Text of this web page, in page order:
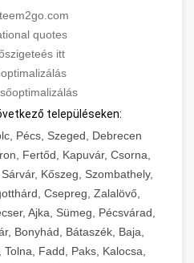
quotes
itt
településeken:
Pécs, Szeged, Debrecen
Fertőd, Kapuvár, Csorna,
Kőszeg, Szombathely,
Csepreg, Zalalövő,
Ajka, Sümeg, Pécsvárad,
Bonyhád, Bátaszék, Baja,
Fadd, Paks, Kalocsa,